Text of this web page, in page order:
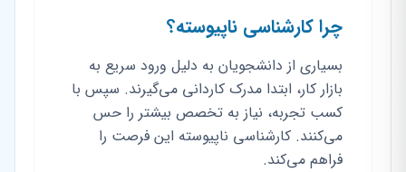
چرا کارشناسی ناپیوسته؟
بسیاری از دانشجویان به دلیل ورود سریع به
بازار کار، ابتدا مدرک کاردانی می‌گیرند. سپس با
کسب تجربه، نیاز به تخصص بیشتر را حس
می‌کنند. کارشناسی ناپیوسته این فرصت را
فراهم می‌کند.